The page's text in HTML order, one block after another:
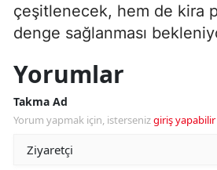
çeşitlenecek, hem de kira
denge sağlanması
Yorumlar
Takma Ad
Yorum yapmak için, istersenizgiriş yapabilir